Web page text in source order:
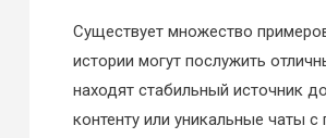
Существует множество
истории могут послужить
находят стабильный источник
контенту или уникальные чаты